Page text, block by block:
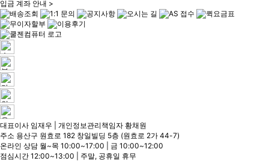
입금 계좌 안내 >
대표이사 임재우 | 개인정보관리책임자 황채원
주소 용산구 원효로 182 창일빌딩 5층 (원효로 2가 44-7)
온라인 상담 월~목 10:00~17:00 | 금 10:00~12:00
점심시간 12:00~13:00 | 주말, 공휴일 휴무